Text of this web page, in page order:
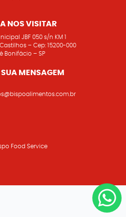
NOS VISITAR
JBF 050 s/n KM 1
– Cep: 15200-000
Bonifácio – SP
MENSAGEM